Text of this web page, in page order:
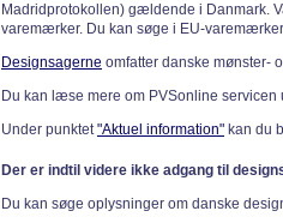
Madridprotokollen) gældende i Danmark.
varemærker. Du kan søge i EU-
Designsagerne omfatter danske mønster-
Du kan læse mere om PVSonline
Under punktet"Aktuel information" kan du
Der er indtil videre ikke adgang til
Du kan søge oplysninger om danske